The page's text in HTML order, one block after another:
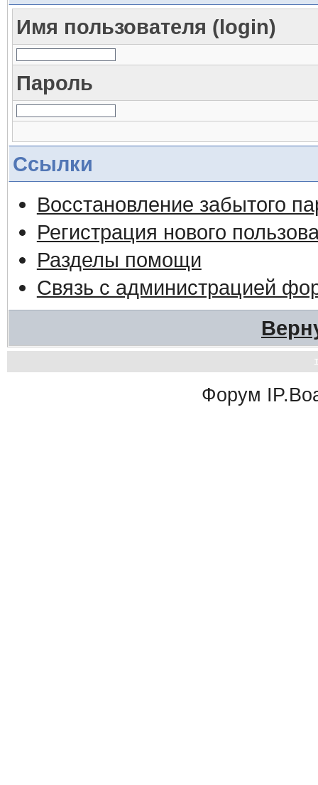
Имя пользователя (login)
Пароль
Ссылки
Восстановление забытого
Регистрация нового
Разделы помощи
Связь с администрацией
Форум